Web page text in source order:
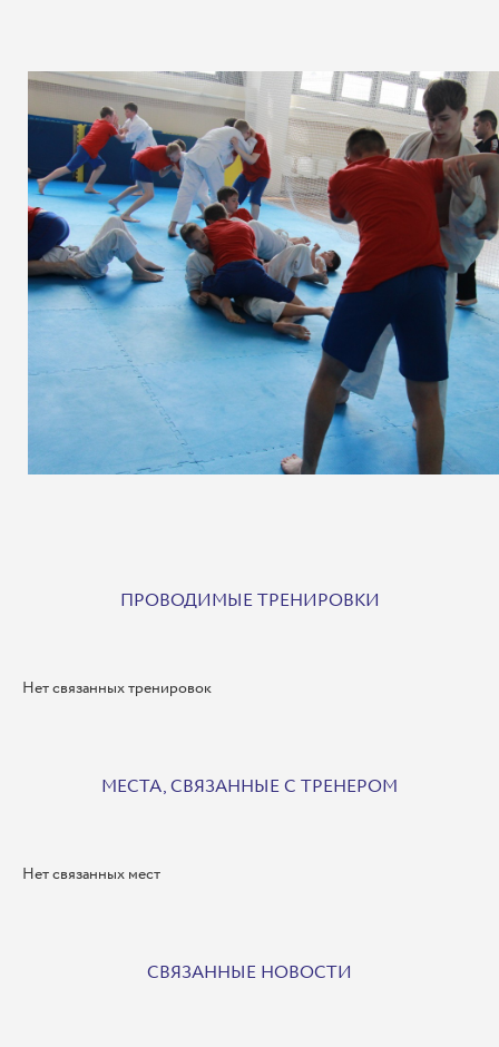
ПРОВОДИМЫЕ ТРЕНИРОВКИ
Нет связанных тренировок
МЕСТА, СВЯЗАННЫЕ С ТРЕНЕРОМ
Нет связанных мест
СВЯЗАННЫЕ НОВОСТИ